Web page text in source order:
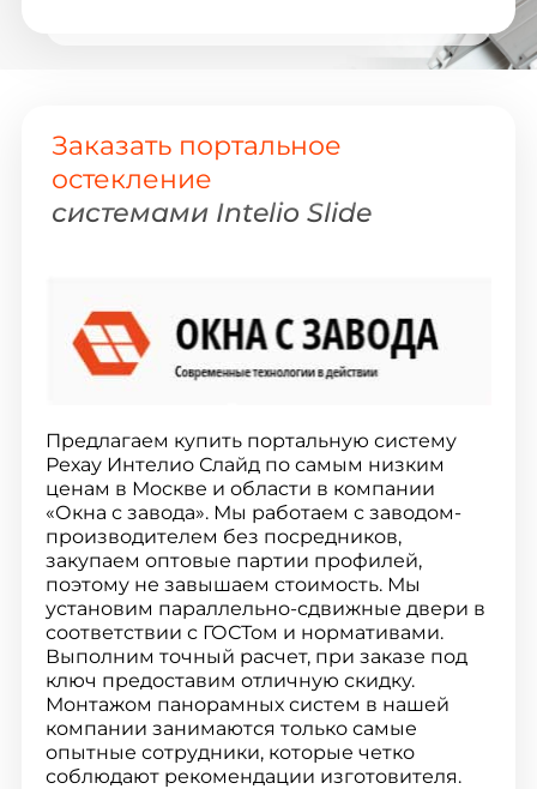
Заказать портальное
остекление
системами Intelio Slide
Предлагаем купить портальную систему
Рехау Интелио Слайд по самым низким
ценам в Москве и области в компании
«Окна с завода». Мы работаем с заводом-
производителем без посредников,
закупаем оптовые партии профилей,
поэтому не завышаем стоимость. Мы
установим параллельно-сдвижные двери в
соответствии с ГОСТом и нормативами.
Выполним точный расчет, при заказе под
ключ предоставим отличную скидку.
Монтажом панорамных систем в нашей
компании занимаются только самые
опытные сотрудники, которые четко
соблюдают рекомендации изготовителя.